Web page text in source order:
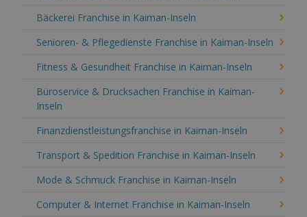
Bäckerei Franchise in Kaiman-Inseln
Senioren- & Pflegedienste Franchise in Kaiman-Inseln
Fitness & Gesundheit Franchise in Kaiman-Inseln
Büroservice & Drucksachen Franchise in Kaiman-
Inseln
Finanzdienstleistungsfranchise in Kaiman-Inseln
Transport & Spedition Franchise in Kaiman-Inseln
Mode & Schmuck Franchise in Kaiman-Inseln
Computer & Internet Franchise in Kaiman-Inseln